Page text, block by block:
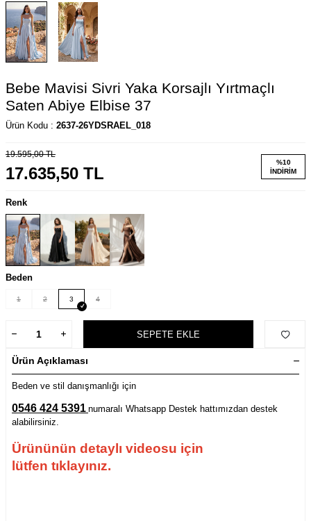
Bebe Mavisi Sivri Yaka Korsajlı Yırtmaçlı
Saten Abiye Elbise 37
Ürün Kodu : 2637-26YDSRAEL_018
19.595,00TL
17.635,50 TL
%10
İNDIRIM
Renk
Beden
1 2 3 4
SEPETE EKLE
Ürün Açıklaması
Beden ve stil danışmanlığı için
0546 424 5391 numaralı Whatsapp Destek hattımızdan destek
alabilirsiniz.
Ürününün detaylı videosu için
lütfen tıklayınız.